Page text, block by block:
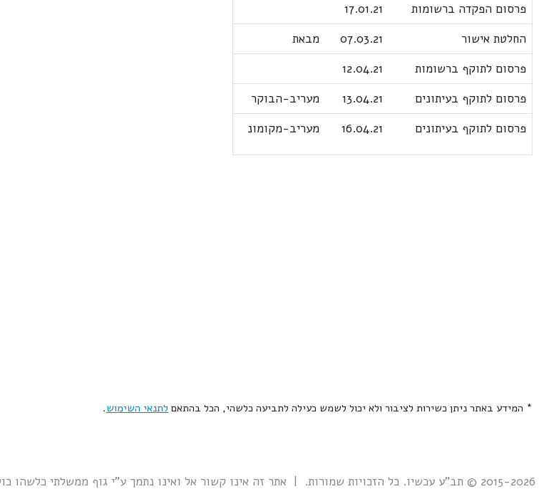
פרסום הפקדה ברשומות
17.01.21
החלטת אישור
07.03.21
מבאת
פרסום לתוקף ברשומות
12.04.21
פרסום לתוקף בעיתונים
13.04.21
מעריב-הבוקר
פרסום לתוקף בעיתונים
16.04.21 מעריב-מקומונ
* המידע באתר ניתן כשירות לציבור ולא יכול לשמש כעילה לתביעה כלשהי, הכל בהתאם לתנאי השימוש.
2015-2026 © תב"ע עכשיו. כל הזכויות שמורות. | אתר זה אינו קשור אל ואינו נתמך ע"י גוף ממשלתי כלשהו כולל רשות מקרקעי ישראל. |